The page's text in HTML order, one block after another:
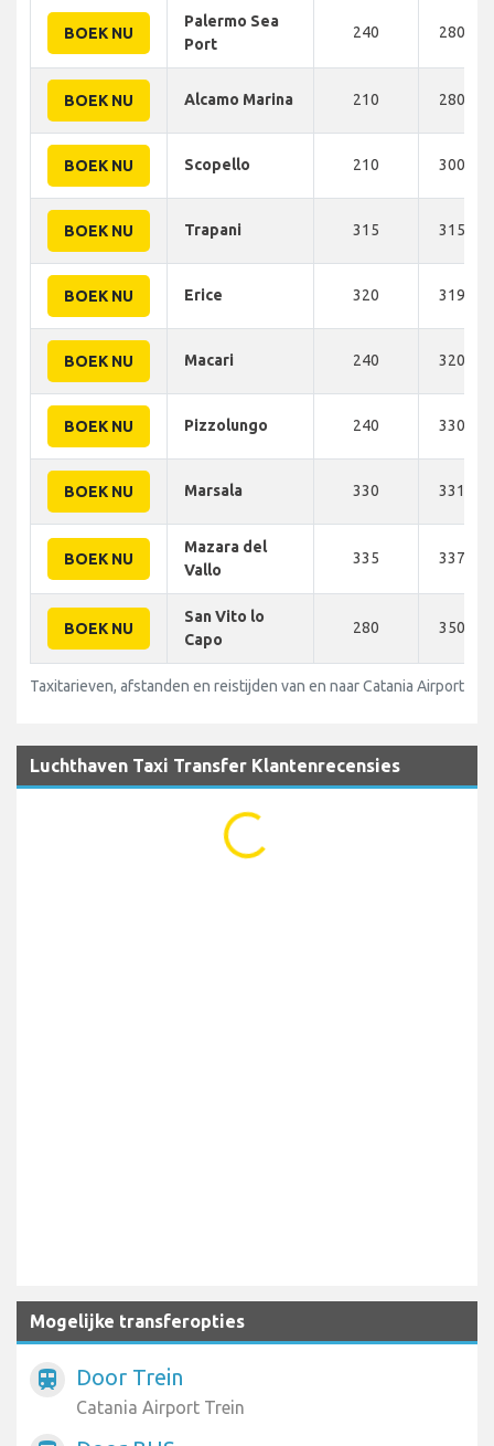
BOEK NU
Palermo Sea
Port
240 280 KM
BOEK NU Alcamo Marina 210 280 KM
BOEK NU Scopello 210 300 KM
BOEK NU Trapani 315 315 KM
BOEK NU Erice 320 319 KM
BOEK NU Macari 240 320 KM
BOEK NU Pizzolungo 240 330 KM
BOEK NU Marsala 330 331 KM
BOEK NU
Mazara del
Vallo
335 337 KM
BOEK NU
San Vito lo
Capo
280 350 KM
Taxitarieven, afstanden en reistijden van en naar Catania Airport
Luchthaven Taxi Transfer Klantenrecensies
...
Mogelijke transferopties
train Door Trein
Catania Airport Trein